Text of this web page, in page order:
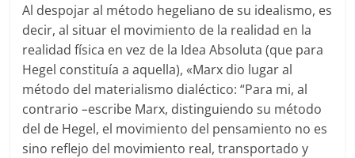
Al despojar al método hegeliano de su idealismo, es
decir, al situar el movimiento de la realidad en la
realidad física en vez de la Idea Absoluta (que para
Hegel constituía a aquella), «Marx dio lugar al
método del materialismo dialéctico: “Para mi, al
contrario–escribe Marx, distinguiendo su método
del de Hegel, el movimiento del pensamiento no es
sino reflejo del movimiento real, transportado y